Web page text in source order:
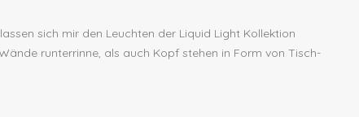
sich mir den Leuchten der Liquid Light Kollektion
runterrinne, als auch Kopf stehen in Form von Tisch-